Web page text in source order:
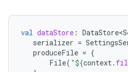
val dataStore :
serializer =
produceFile = {
File( "${context.